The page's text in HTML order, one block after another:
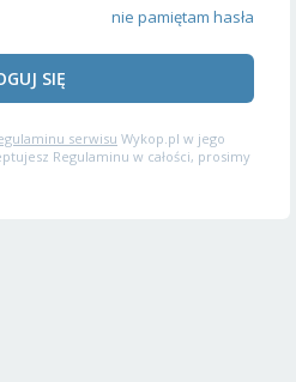
nie pamiętam hasła
SIĘ
serwisu Wykop.pl w jego
Regulaminu w całości, prosimy